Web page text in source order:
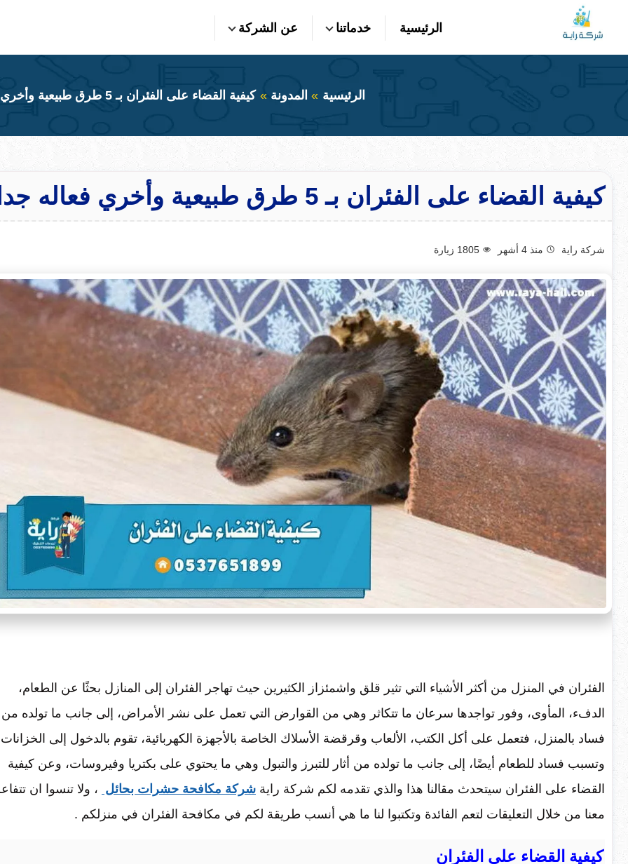
عن
الرئيسية خدماتنا عن الشركة
الرئيسية المدونة كيفية القضاء على الفئران بـ 5 طرق طبيعية وأخري فعاله جدا
كيفية القضاء على الفئران بـ 5 طرق طبيعية وأخري فعاله جدا
شركة راية منذ 4 أشهر 1805 زيارة
الفئران في المنزل من أكثر الأشياء التي تثير قلق واشمئزاز الكثيرين حيث تهاجر الفئران إلى المنازل بحثًا عن الطعام،
الدفء، المأوى، وفور تواجدها سرعان ما تتكاثر وهي من القوارض التي تعمل على نشر الأمراض، إلى جانب ما تولده من
فساد بالمنزل، فتعمل على أكل الكتب، الألعاب وقرقضة الأسلاك الخاصة بالأجهزة الكهربائية، تقوم بالدخول إلى الخزانات
وتسبب فساد للطعام أيضًا، إلى جانب ما تولده من أثار للتبرز والتبول وهي ما يحتوي على بكتريا وفيروسات، وعن كيفية
القضاء على الفئران سيتحدث مقالنا هذا والذي تقدمه لكم شركة راية شركة مكافحة حشرات بحائل ، ولا تنسوا ان
معنا من خلال التعليقات لتعم الفائدة وتكتبوا لنا ما هي أنسب طريقة لكم في مكافحة الفئران في منزلكم .
كيفية القضاء على الفئران